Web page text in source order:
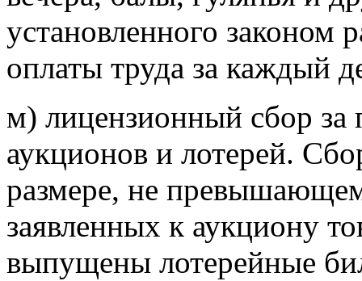
установленного законом
оплаты труда за каждый
м) лицензионный сбор за
аукционов и лотерей.
размере, не
заявленных к аукциону
выпущены лотерейные